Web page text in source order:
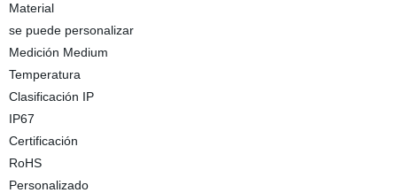
Material
se puede personalizar
Medición Medium
Temperatura
Clasificación IP
IP67
Certificación
RoHS
Personalizado